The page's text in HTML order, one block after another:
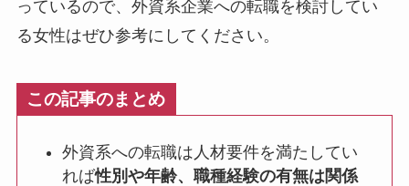
っているので、外資系企業への転職を検討してい
る女性はぜひ参考にしてください。
この記事のまとめ
外資系への転職は人材要件を満たしてい
れば性別や年齢、職種経験の有無は関係